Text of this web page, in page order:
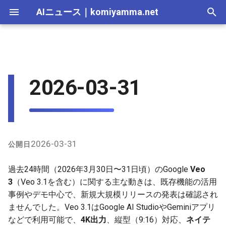
AIニュース komiyamma.net
a
l
z
i
n
2026-07-16
2026-07-13
2026-07-12
2026-07-11
AI 総合｜2025年 2025-12-30
2025-12-27
2025-12-26
2025-12-25
2026-07-16
2026-07-13
2026-07-12
2026-07-11
生成AI｜2025年 2025-12-30
2025-12-27
2025-12-26
2025-12-25
2026-07-05
2026-06-16
2026-05-31
2026-05-24
2026-07-10
2026-06-19
2026-06-12
2026-06-05
2026-07-05
2026-06-14
2026-06-07
2026-05-31
エディタ－｜2025年 2025-12-21
2025-12-07
2025-11-30
2025-11-23
2026-07-05
2026-06-14
2026-06-07
2026-05-31
2026-07-05
2026-06-14
2026-06-07
2026-05-31
MCP｜2025年 2025-12-21
2025-11-30
2025-11-23
2025-11-16
2026-07-16
2026-07-13
2026-07-12
2026-07-11
Nano Banana｜2025年 2025-12-30
2025-12-27
2025-12-26
2025-12-25
2026-07-05
2026-06-14
2026-06-07
2026-05-31
Adobe Firefly｜2025年 2025-12-21
2025-11-30
2025-11-23
2025-11-16
2026-07-05
2026-06-17
2026-06-14
2026-06-07
2026-07-05
2026-06-14
2026-06-07
2026-05-31
2025-12-30
2025-12-28
2025-12-27
2025-12-26
2025-12-25
2026-07-05
2026-06-14
2026-06-07
2026-05-31
Suno｜2025年 2025-12-21
2026-07-15
2026-07-12
2026-07-11
2026-07-10
2026-07-04
2026-06-13
2026-06-10
2026-06-06
2026-07-04
2026-06-13
2026-06-06
2026-05-30
2026-07-15
2026-07-12
2026-07-11
2026-07-09
2026-07-05
2026-06-14
2026-06-07
2026-05-31
2026-03-31
公開日 2026-03-31
過去24時間（2026年3月30日〜31日頃）のGoogle Veo
3 （Veo 3.1を含む）に関する主な動きは、既存機能の活用
事例やデモ中心で、新規大規模リリースの発表は確認され
ませんでした。Veo 3.1はGoogle AI StudioやGeminiアプリ
などで利用可能で、 4K出力、縦型（9:16）対応、 ネイテ